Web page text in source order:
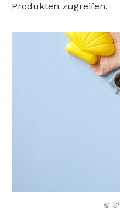
Produkten zugreifen.
©